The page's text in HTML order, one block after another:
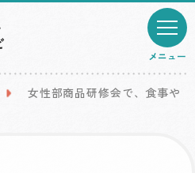
メニュー
女性部商品研修会で、食事や